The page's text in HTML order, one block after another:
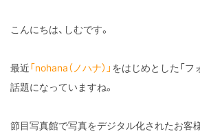
こんにちは、しむです。
最近「nohana（ノハナ）」 をはじめとした「フ
話題になっていますね。
節目写真館で写真をデジタル化されたお客